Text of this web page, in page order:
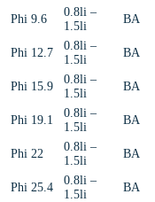
Phi 9.6
0.8li –
1.5li
BA
Phi 12.7
0.8li –
1.5li
BA
Phi 15.9
0.8li –
1.5li
BA
Phi 19.1
0.8li –
1.5li
BA
Phi 22
0.8li –
1.5li
BA
Phi 25.4
0.8li –
1.5li
BA